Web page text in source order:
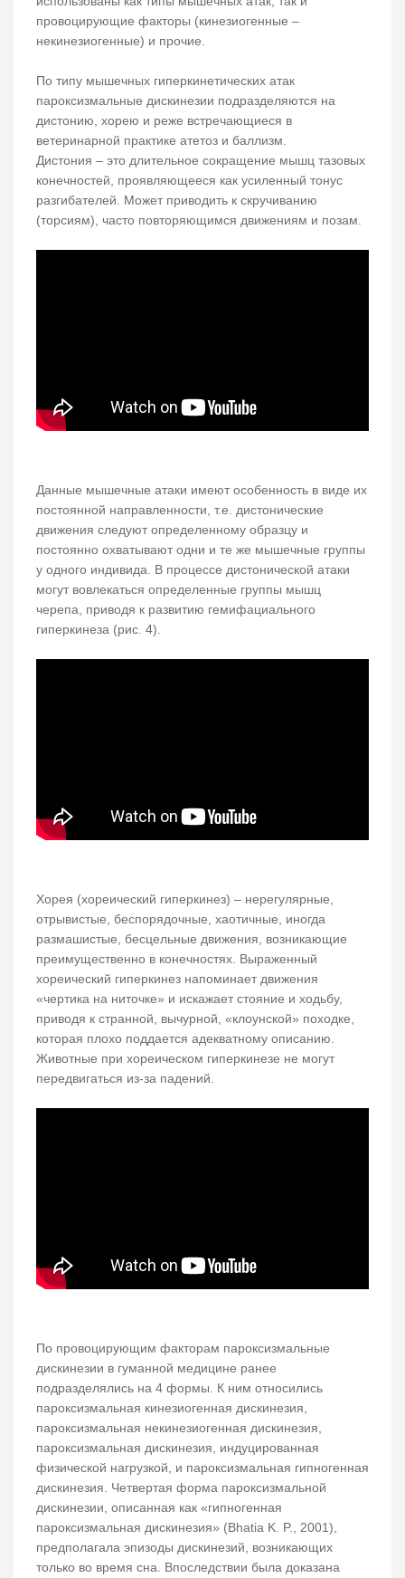
провоцирующие факторы (кинезиогенные –
некинезиогенные) и прочие.
По типу мышечных гиперкинетических атак
пароксизмальные дискинезии подразделяются на
дистонию, хорею и реже встречающиеся в
ветеринарной практике атетоз и баллизм.
Дистония – это длительное сокращение мышц тазовых
конечностей, проявляющееся как усиленный тонус
разгибателей. Может приводить к скручиванию
(торсиям), часто повторяющимся движениям и позам.
Данные мышечные атаки имеют особенность в виде их
постоянной направленности, т.е. дистонические
движения следуют определенному образцу и
постоянно охватывают одни и те же мышечные группы
у одного индивида. В процессе дистонической атаки
могут вовлекаться определенные группы мышц
черепа, приводя к развитию гемифациального
гиперкинеза (рис. 4).
Хорея (хореический гиперкинез) – нерегулярные,
отрывистые, беспорядочные, хаотичные, иногда
размашистые, бесцельные движения, возникающие
преимущественно в конечностях. Выраженный
хореический гиперкинез напоминает движения
«чертика на ниточке» и искажает стояние и ходьбу,
приводя к странной, вычурной, «клоунской» походке,
которая плохо поддается адекватному описанию.
Животные при хореическом гиперкинезе не могут
передвигаться из-за падений.
По провоцирующим факторам пароксизмальные
дискинезии в гуманной медицине ранее
подразделялись на 4 формы. К ним относились
пароксизмальная кинезиогенная дискинезия,
пароксизмальная некинезиогенная дискинезия,
пароксизмальная дискинезия, индуцированная
физической нагрузкой, и пароксизмальная гипногенная
дискинезия. Четвертая форма пароксизмальной
дискинезии, описанная как «гипногенная
пароксизмальная дискинезия» (Bhatia K. P., 2001),
предполагала эпизоды дискинезий, возникающих
только во время сна. Впоследствии была доказана